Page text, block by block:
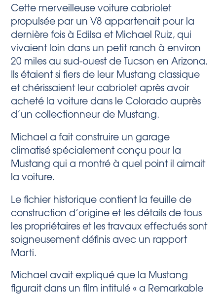
Cette merveilleuse voiture cabriolet
propulsée par un V8 appartenait pour la
dernière fois à Edilsa et Michael Ruiz, qui
vivaient loin dans un petit ranch à environ
20 miles au sud-ouest de Tucson en Arizona.
Ils étaient si fiers de leur Mustang classique
et chérissaient leur cabriolet après avoir
acheté la voiture dans le Colorado auprès
d’un collectionneur de Mustang.
Michael a fait construire un garage
climatisé spécialement conçu pour la
Mustang qui a montré à quel point il aimait
la voiture.
Le fichier historique contient la feuille de
construction d’origine et les détails de tous
les propriétaires et les travaux effectués sont
soigneusement définis avec un rapport
Marti.
Michael avait expliqué que la Mustang
figurait dans un film intitulé « a Remarkable